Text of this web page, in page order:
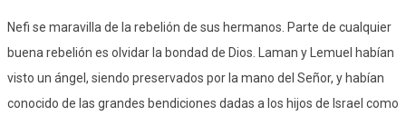
Nefi se maravilla de la rebelión de sus hermanos. Parte de cualquier
buena rebelión es olvidar la bondad de Dios. Laman y Lemuel habían
visto un ángel, siendo preservados por la mano del Señor, y habían
conocido de las grandes bendiciones dadas a los hijos de Israel como